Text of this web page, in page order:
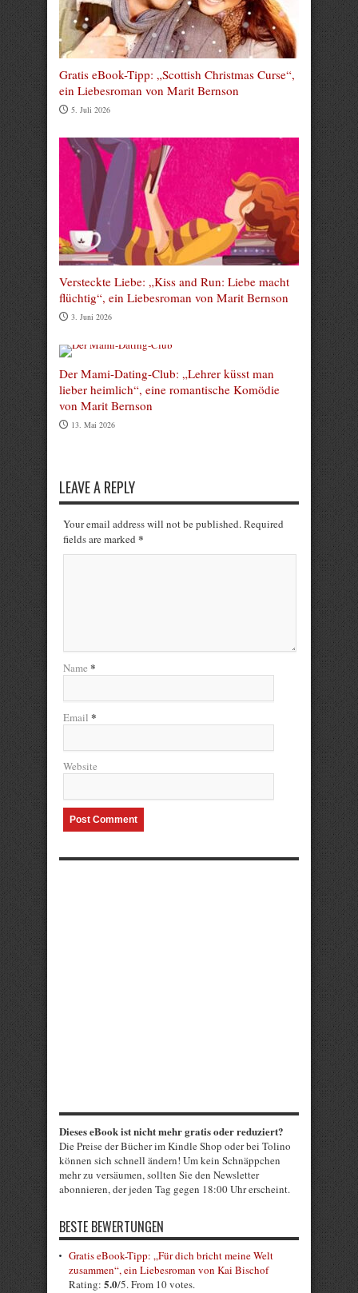
Gratis eBook-Tipp: „Scottish Christmas Curse“,
ein Liebesroman von Marit Bernson
5. Juli 2026
Versteckte Liebe: „Kiss and Run: Liebe macht
flüchtig“, ein Liebesroman von Marit Bernson
3. Juni 2026
Der Mami-Dating-Club: „Lehrer küsst man
lieber heimlich“, eine romantische Komödie
von Marit Bernson
13. Mai 2026
LEAVE A REPLY
Your email address will not be published. Required
fields are marked *
Name *
Email *
Website
Dieses eBook ist nicht mehr gratis oder reduziert?
Die Preise der Bücher im Kindle Shop oder bei Tolino
können sich schnell ändern! Um kein Schnäppchen
mehr zu versäumen, sollten Sie den Newsletter
abonnieren, der jeden Tag gegen 18:00 Uhr erscheint.
BESTE BEWERTUNGEN
Gratis eBook-Tipp: „Für dich bricht meine Welt
zusammen“, ein Liebesroman von Kai Bischof
Rating: 5.0/5. From 10 votes.